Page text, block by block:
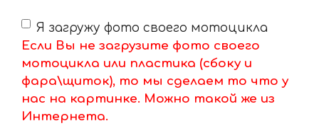
Я загружу фото своего мотоцикла
Если Вы не загрузите фото своего
мотоцикла или пластика (сбоку и
фара\щиток), то мы сделаем то что у
нас на картинке. Можно такой же из
Интернета.